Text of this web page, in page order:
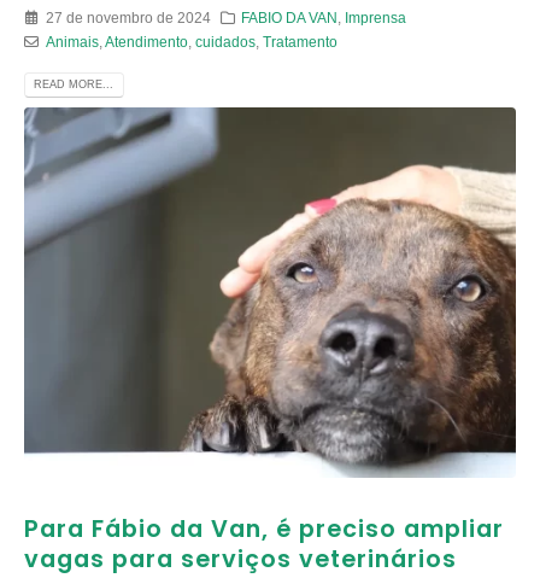
27 de novembro de 2024 FABIO DA VAN
Imprensa
Animais, Atendimento, cuidados, Tratamento
READ MORE...
Para Fábio da Van, é preciso ampliar
vagas para serviços veterinários